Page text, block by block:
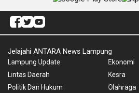
Jelajahi ANTARA News Lampung
Lampung Update
Lintas Daerah
Politik Dan Hukum
Ekonomi
Kesra
Olahraga